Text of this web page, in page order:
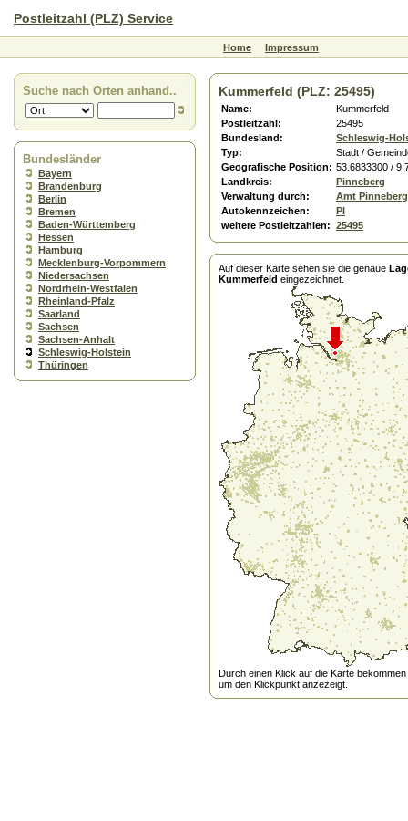
Postleitzahl (PLZ) Service
Home Impressum
Suche nach Orten anhand..
Bundesländer
Bayern
Brandenburg
Berlin
Bremen
Baden-Württemberg
Hessen
Hamburg
Mecklenburg-Vorpommern
Niedersachsen
Nordrhein-Westfalen
Rheinland-Pfalz
Saarland
Sachsen
Sachsen-Anhalt
Schleswig-Holstein
Thüringen
Kummerfeld (PLZ: 25495)
Name:
Kummerfeld
Postleitzahl:
25495
Bundesland:
Schleswig-
Typ:
Stadt /
Geografische Position: 53.6833300 /
Landkreis:
Pinneberg
Verwaltung durch:
Amt
Autokennzeichen:
PI
weitere Postleitzahlen: 25495
Auf dieser Karte sehen sie die genaue
Kummerfeld eingezeichnet.
Durch einen Klick auf die Karte
um den Klickpunkt anzezeigt.